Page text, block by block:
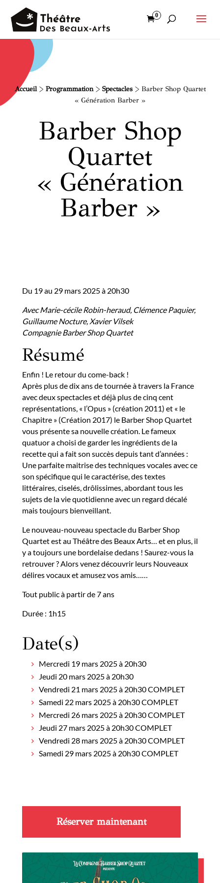
0
Accueil> Programmation> Spectacles> Barber Shop Quartet
« Génération Barber »
Barber Shop
Quartet
« Génération
Barber »
Du 19 au 29 mars 2025 à 20h30
Avec Marie-cécile Robin-heraud, Clémence Paquier,
Guillaume Nocture, Xavier Vilsek
Compagnie Barber Shop Quartet
Résumé
Enfin ! Le retour du come-back !
Après plus de dix ans de tournée à travers la France
avec deux spectacles et déjà plus de cinq cent
représentations, « l’Opus » (création 2011) et « le
Chapitre » (Création 2017) le Barber Shop Quartet
vous présente sa nouvelle création. Le fameux
quatuor a choisi de garder les ingrédients de la
recette qui a fait son succès depuis tant d’années :
Une parfaite maitrise des techniques vocales avec ce
son spécifique qui le caractérise, des textes
littéraires, ciselés, drôlissimes, abordant tous les
sujets de la vie quotidienne avec un regard décalé
mais toujours bienveillant.
Le nouveau-nouveau spectacle du Barber Shop
Quartet est au Théâtre des Beaux Arts… et en plus, il
y a toujours une bordelaise dedans ! Saurez-vous la
retrouver ? Alors venez découvrir leurs Nouveaux
délires vocaux et amusez vos amis……
Tout public à partir de 7 ans
Durée : 1h15
Date(s)
Mercredi 19 mars 2025 à 20h30
Jeudi 20 mars 2025 à 20h30
Vendredi 21 mars 2025 à 20h30 COMPLET
Samedi 22 mars 2025 à 20h30 COMPLET
Mercredi 26 mars 2025 à 20h30 COMPLET
Jeudi 27 mars 2025 à 20h30 COMPLET
Vendredi 28 mars 2025 à 20h30 COMPLET
Samedi 29 mars 2025 à 20h30 COMPLET
Réserver maintenant